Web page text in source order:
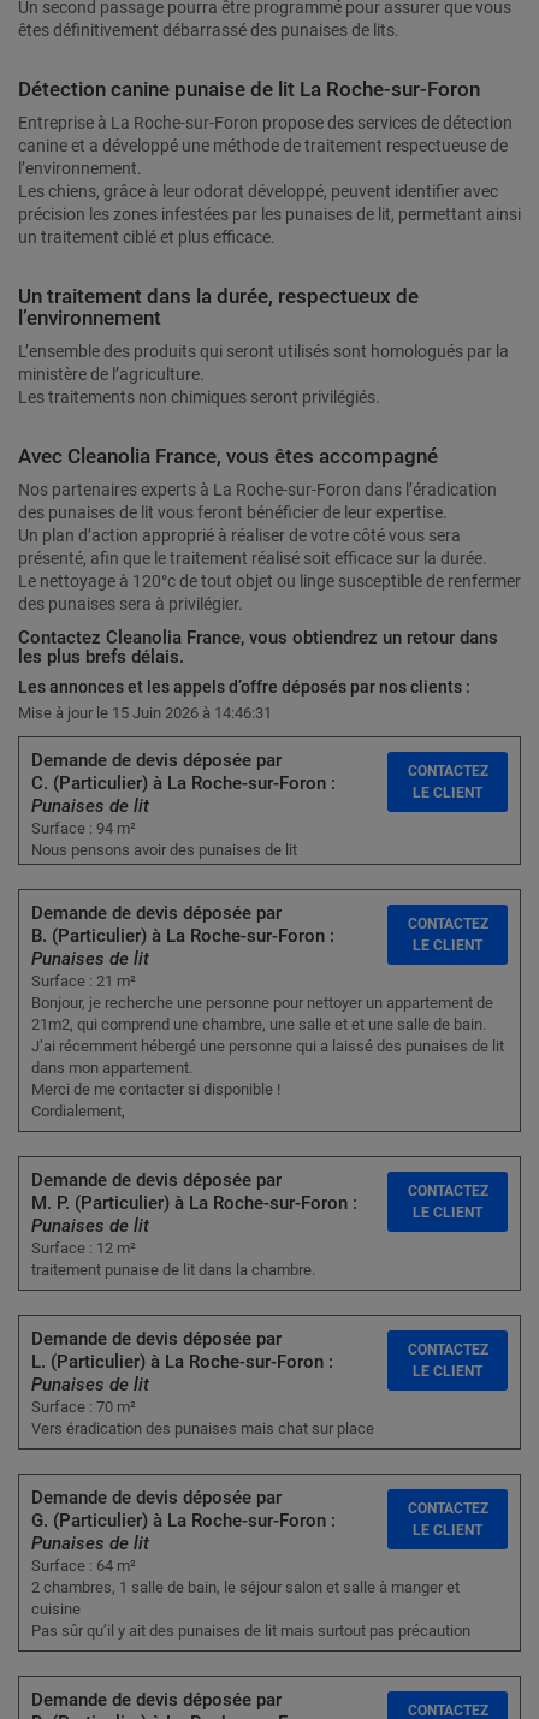
Un second passage pourra être programmé pour assurer que vous
êtes définitivement débarrassé des punaises de lits.
Détection canine punaise de lit La Roche-sur-Foron
Entreprise à La Roche-sur-Foron propose des services de détection
canine et a développé une méthode de traitement respectueuse de
l’environnement.
Les chiens, grâce à leur odorat développé, peuvent identifier avec
précision les zones infestées par les punaises de lit, permettant ainsi
un traitement ciblé et plus efficace.
Un traitement dans la durée, respectueux de
l’environnement
L’ensemble des produits qui seront utilisés sont homologués par la
ministère de l’agriculture.
Les traitements non chimiques seront privilégiés.
Avec Cleanolia France, vous êtes accompagné
Nos partenaires experts à La Roche-sur-Foron dans l’éradication
des punaises de lit vous feront bénéficier de leur expertise.
Un plan d’action approprié à réaliser de votre côté vous sera
présenté, afin que le traitement réalisé soit efficace sur la durée.
Le nettoyage à 120°c de tout objet ou linge susceptible de renfermer
des punaises sera à privilégier.
Contactez Cleanolia France, vous obtiendrez un retour dans
les plus brefs délais.
Les annonces et les appels d’offre déposés par nos clients :
Mise à jour le 15 Juin 2026 à 14:46:31
Demande de devis déposée par
C. (Particulier) à La Roche-sur-Foron :
Punaises de lit
Surface : 94 m²
Nous pensons avoir des punaises de lit
CONTACTEZ
LE CLIENT
Demande de devis déposée par
B. (Particulier) à La Roche-sur-Foron :
Punaises de lit
Surface : 21 m²
Bonjour, je recherche une personne pour nettoyer un appartement de
21m2, qui comprend une chambre, une salle et et une salle de bain.
J’ai récemment hébergé une personne qui a laissé des punaises de lit
dans mon appartement.
Merci de me contacter si disponible !
Cordialement,
CONTACTEZ
LE CLIENT
Demande de devis déposée par
M. P. (Particulier) à La Roche-sur-Foron :
Punaises de lit
Surface : 12 m²
traitement punaise de lit dans la chambre.
CONTACTEZ
LE CLIENT
Demande de devis déposée par
L. (Particulier) à La Roche-sur-Foron :
Punaises de lit
Surface : 70 m²
Vers éradication des punaises mais chat sur place
CONTACTEZ
LE CLIENT
Demande de devis déposée par
G. (Particulier) à La Roche-sur-Foron :
Punaises de lit
Surface : 64 m²
2 chambres, 1 salle de bain, le séjour salon et salle à manger et
cuisine
Pas sûr qu’il y ait des punaises de lit mais surtout pas précaution
CONTACTEZ
LE CLIENT
Demande de devis déposée par
CONTACTEZ